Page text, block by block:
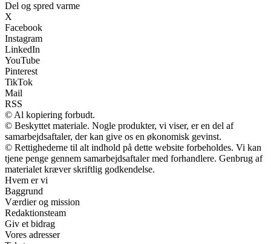
Del og spred varme
X
Facebook
Instagram
LinkedIn
YouTube
Pinterest
TikTok
Mail
RSS
© Al kopiering forbudt.
© Beskyttet materiale. Nogle produkter, vi viser, er en del af
samarbejdsaftaler, der kan give os en økonomisk gevinst.
© Rettighederne til alt indhold på dette website forbeholdes. Vi kan
tjene penge gennem samarbejdsaftaler med forhandlere. Genbrug af
materialet kræver skriftlig godkendelse.
Hvem er vi
Baggrund
Værdier og mission
Redaktionsteam
Giv et bidrag
Vores adresser